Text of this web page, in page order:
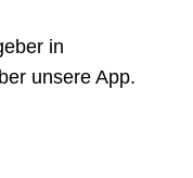
in
unsere App.